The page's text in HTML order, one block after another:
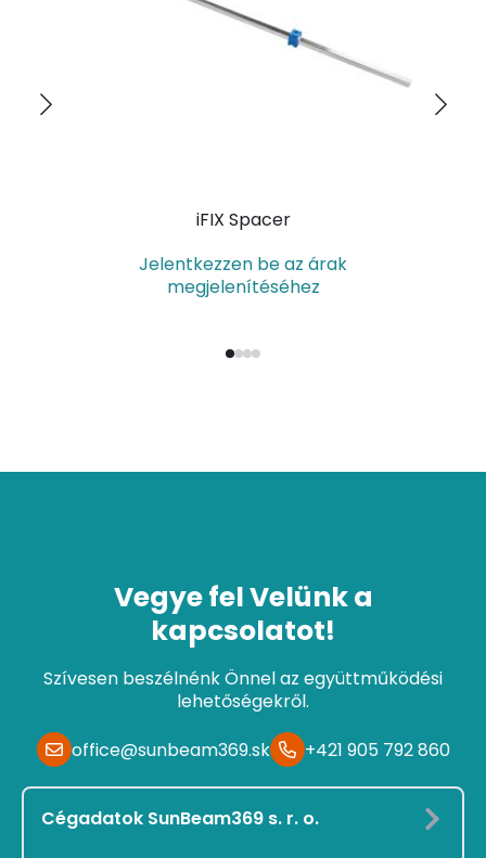
iFIX Spacer
Jelentkezzen be az árak
megjelenítéséhez
Vegye fel Velünk a
kapcsolatot!
Szívesen beszélnénk Önnel az együttműködési
lehetőségekről.
office@sunbeam369.sk
+421 905 792 860
Cégadatok SunBeam369 s. r. o.